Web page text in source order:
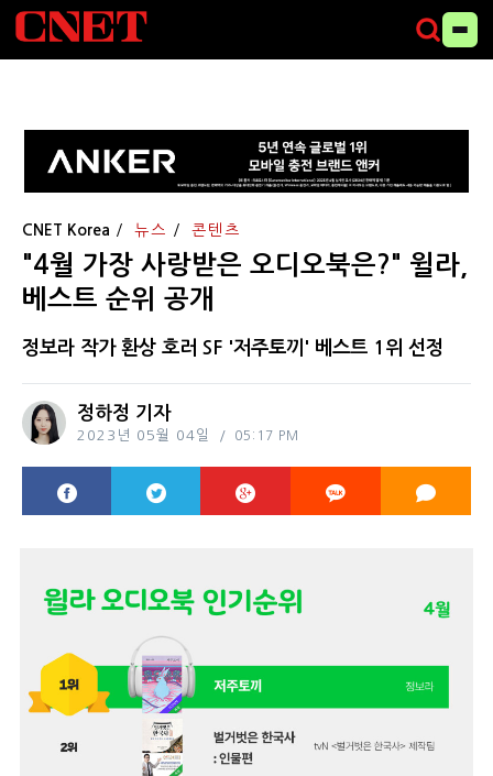
CNET Korea 뉴스 콘텐츠
"4월 가장 사랑받은 오디오북은?" 윌라,
베스트 순위 공개
정보라 작가 환상 호러 SF '저주토끼' 베스트 1위 선정
정하정 기자
2023년 05월 04일 05:17 PM